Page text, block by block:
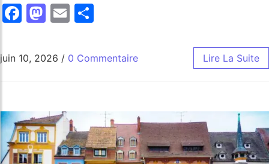
Facebook
Mastodon
Email
juin 10, 2026 / 0 Commentaire Lire La Suite